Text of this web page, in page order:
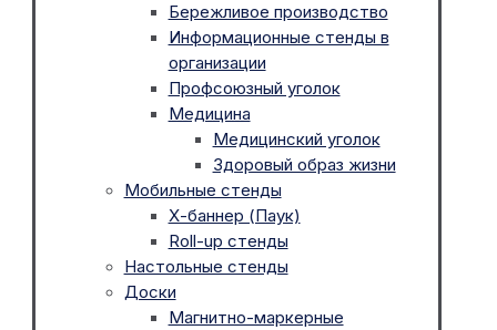
Бережливое производство
Информационные стенды в
организации
Профсоюзный уголок
Медицина
Медицинский уголок
Здоровый образ жизни
Мобильные стенды
Х-баннер (Паук)
Roll-up стенды
Настольные стенды
Доски
Магнитно-маркерные